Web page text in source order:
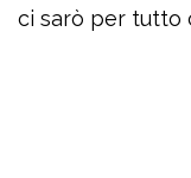
ci sarò per tutto